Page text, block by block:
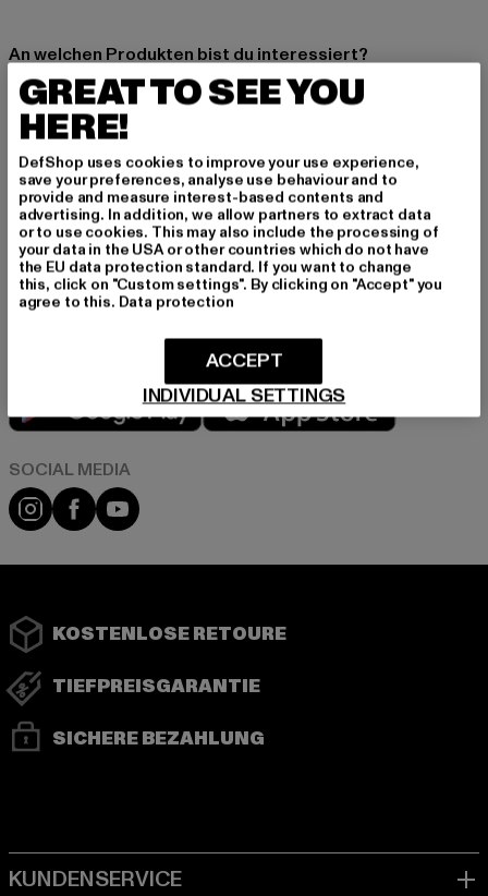
An welchen Produkten bist du interessiert?
MÄNNER
FRAUEN
E-MAIL
ANMELDEN
Informationen dazu, wie DefShop mit Deinen Daten umgeht, findest Du
in unserer Datenschutzerklärung. Du kannst Dich jederzeit kostenfei
abmelden.Datenschutzerklärung lesen.
Play market
Instagram
FacebookYouTube
KOSTENLOSE RETOURE
TIEFPREISGARANTIE
SICHERE BEZAHLUNG
GREAT TO SEE YOU
HERE!
DefShop uses cookies to improve your use experience,
save your preferences, analyse use behaviour and to
provide and measure interest-based contents and
advertising. In addition, we allow partners to extract data
or to use cookies. This may also include the processing of
your data in the USA or other countries which do not have
the EU data protection standard. If you want to change
this, click on "Custom settings". By clicking on "Accept" you
agree to this. Data protection
INDIVIDUAL SETTINGS
ACCEPT